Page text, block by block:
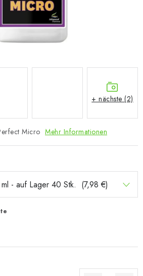
Micro Mehr Informationen
+ nächste (2)